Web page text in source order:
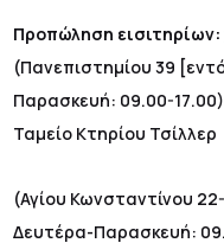
Προπώληση εισιτηρίων:
(Πανεπιστημίου 39
Παρασκευή: 09.00-
Ταμείο Κτηρίου Τσίλλερ
(Αγίου Κωνσταντίνου
Δευτέρα-Παρασκευή: